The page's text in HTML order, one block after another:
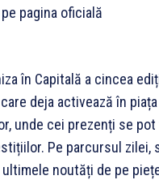
pagina oficială
în Capitală a cincea
deja activează în
unde cei prezenți se
Pe parcursul zilei,
noutăți de pe